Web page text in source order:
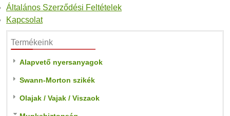
Általános Szerződési Feltételek
Kapcsolat
Termékeink
Alapvető nyersanyagok
Swann-Morton szikék
Olajak / Vajak / Viszaok